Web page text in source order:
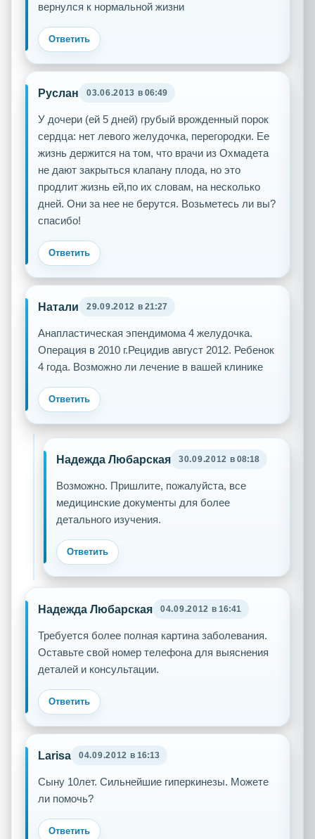
вернулся к нормальной жизни
Ответить
Руслан 03.06.2013 в 06:49
У дочери (ей 5 дней) грубый врожденный порок
сердца: нет левого желудочка, перегородки. Ее
жизнь держится на том, что врачи из Охмадета
не дают закрыться клапану плода, но это
продлит жизнь ей,по их словам, на несколько
дней. Они за нее не берутся. Возьметесь ли вы?
спасибо!
Ответить
Натали 29.09.2012 в 21:27
Анапластическая эпендимома 4 желудочка.
Операция в 2010 г.Рецидив август 2012. Ребенок
4 года. Возможно ли лечение в вашей клинике
Ответить
Надежда Любарская 30.09.2012 в 08:18
Возможно. Пришлите, пожалуйста, все
медицинские документы для более
детального изучения.
Ответить
Надежда Любарская 04.09.2012 в 16:41
Требуется более полная картина заболевания.
Оставьте свой номер телефона для выяснения
деталей и консультации.
Ответить
Larisa 04.09.2012 в 16:13
Сыну 10лет. Cильнейшие гиперкинезы. Можете
ли помочь?
Ответить